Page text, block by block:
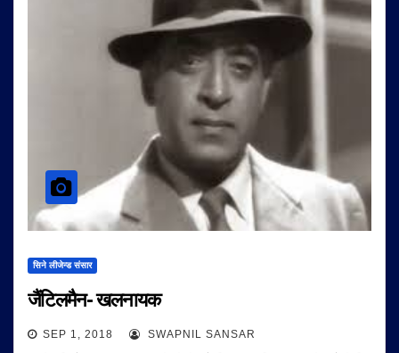
सिने लीजेन्ड संसार
जैंटिलमैन- खलनायक
SEP 1, 2018 SWAPNIL SANSAR